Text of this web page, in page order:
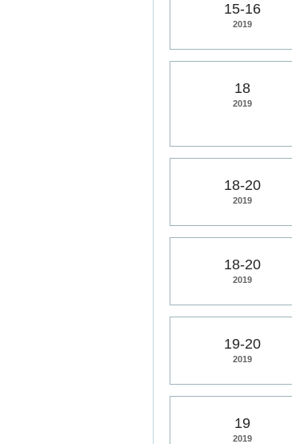
15-16
2019
18
2019
18-20
2019
18-20
2019
19-20
2019
19
2019